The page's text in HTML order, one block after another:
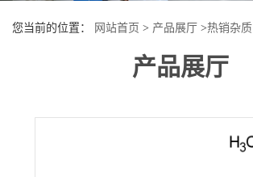
页
司
您当前的位置： 网站首页 > 产品展厅 >热销杂质
产品展厅